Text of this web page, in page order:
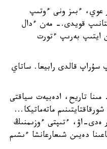
عوي، ءبىز ونى ءوتىپ
قويدى.- مەن ءدال
ايتىپ بەرىپ ءتورت
قالدى رابيعا. ساتاي
تاريح، ادەبيەت سياقتى
ماتەماتيكا...
ەدى-اۋ، ءتىپتى ءوزىمنىڭ
دەيىن شىعارعانشا ءىشىم